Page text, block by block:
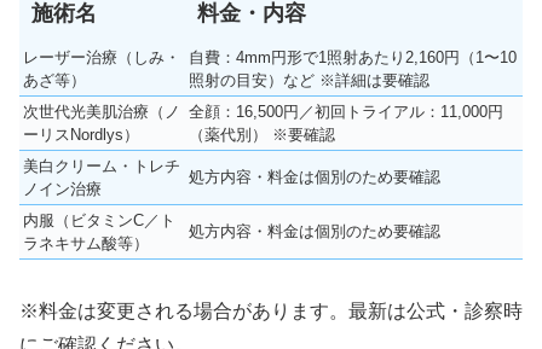
施術名 料金・内容
レーザー治療（しみ・
あざ等）
自費：4mm円形で1照射あたり2,160円（1〜10
照射の目安）など ※詳細は要確認
次世代光美肌治療（ノ
ーリスNordlys）
全顔：16,500円／初回トライアル：11,000円
（薬代別） ※要確認
美白クリーム・トレチ
ノイン治療
処方内容・料金は個別のため要確認
内服（ビタミンC／ト
ラネキサム酸等）
処方内容・料金は個別のため要確認
※料金は変更される場合があります。最新は公式・診察時
にご確認ください。